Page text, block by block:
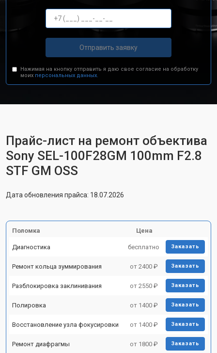
Отправить заявку
Нажимая на кнопку отправить я даю свое согласие на обработку
моих персональных данных.
Прайс-лист на ремонт объектива
Sony SEL-100F28GM 100mm F2.8
STF GM OSS
Дата обновления прайса: 18.07.2026
Поломка Цена
Диагностика бесплатно Заказать
Ремонт кольца зуммирования от 2400 ₽ Заказать
Разблокировка заклинивания от 2550 ₽ Заказать
Полировка от 1400 ₽ Заказать
Восстановление узла фокусировки от 1400 ₽ Заказать
Ремонт диафрагмы от 1800 ₽ Заказать